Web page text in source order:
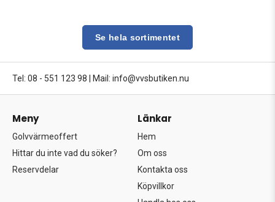
Se hela sortimentet
Tel: 08 - 551 123 98 | Mail: info@vvsbutiken.nu
Meny
Golvvärmeoffert
Hittar du inte vad du söker?
Reservdelar
Länkar
Hem
Om oss
Kontakta oss
Köpvillkor